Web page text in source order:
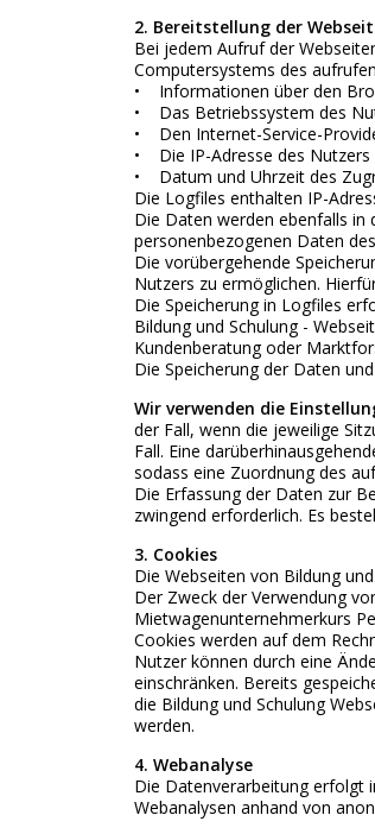
2. Bereitstellung der
Bei jedem Aufruf der
Computersystems des
• Informationen über den
• Das Betriebssystem des
• Den Internet-Service-
• Die IP-Adresse des Nutzers
• Datum und Uhrzeit des
Die Logfiles enthalten IP-
Die Daten werden ebenfalls in
personenbezogenen Daten
Die vorübergehende
Nutzers zu ermöglichen.
Die Speicherung in Logfiles
Bildung und Schulung -
Kundenberatung oder
Die Speicherung der Daten
Wir verwenden die
der Fall, wenn die jeweilige
Fall. Eine
sodass eine Zuordnung des
Die Erfassung der Daten zur
zwingend erforderlich. Es
3. Cookies
Die Webseiten von Bildung
Der Zweck der Verwendung
Mietwagenunternehmerkurs
Cookies werden auf dem
Nutzer können durch eine
einschränken. Bereits
die Bildung und Schulung
werden.
4. Webanalyse
Die Datenverarbeitung erfolgt
Webanalysen anhand von